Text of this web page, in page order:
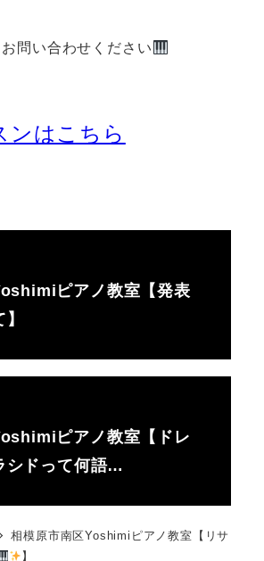
問い合わせください
ンはこちら
ピアノ教室【発表
ピアノ教室【ドレ
シドって何語…
相模原市南区Yoshimiピアノ教室【リサ
】